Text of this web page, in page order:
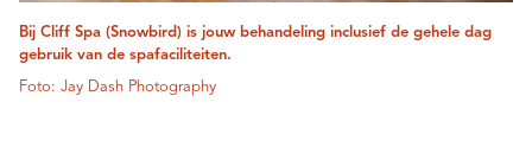
Bij Cliff Spa (Snowbird) is jouw behandeling inclusief de gehele dag
gebruik van de spafaciliteiten.
Foto: Jay Dash Photography